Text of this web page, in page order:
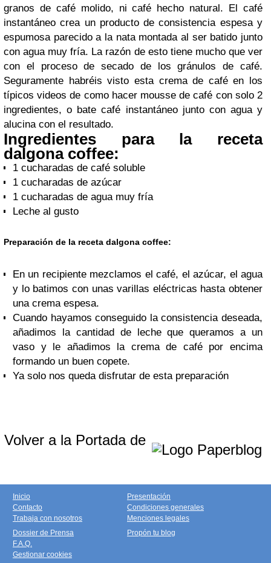
granos de café molido, ni café hecho natural. El café
instantáneo crea un producto de consistencia espesa y
espumosa parecido a la nata montada al ser batido junto
con agua muy fría. La razón de esto tiene mucho que ver
con el proceso de secado de los gránulos de café.
Seguramente habréis visto esta crema de café en los
típicos videos de como hacer mousse de café con solo 2
ingredientes, o bate café instantáneo junto con agua y
alucina con el resultado.
Ingredientes para la receta
dalgona coffee:
1 cucharadas de café soluble
1 cucharadas de azúcar
1 cucharadas de agua muy fría
Leche al gusto
Preparación de la receta dalgona coffee:
En un recipiente mezclamos el café, el azúcar, el agua
y lo batimos con unas varillas eléctricas hasta obtener
una crema espesa.
Cuando hayamos conseguido la consistencia deseada,
añadimos la cantidad de leche que queramos a un
vaso y le añadimos la crema de café por encima
formando un buen copete.
Ya solo nos queda disfrutar de esta preparación
Volver a la Portada de
Inicio
Contacto
Trabaja con nosotros
Presentación
Condiciones generales
Menciones legales
Dossier de Prensa
F.A.Q.
Gestionar cookies
Propón tu blog